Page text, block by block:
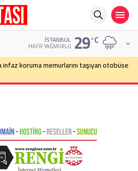
İSTANBUL
HAFIF YAĞMURLU 29°C
infaz koruma memurlarını taşıyan otobüse